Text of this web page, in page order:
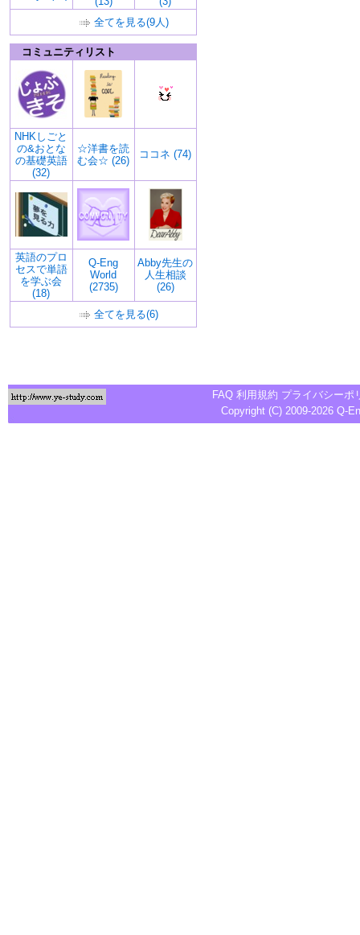
全てを見る(9人)
コミュニティリスト
NHKしごと
の&おとな
の基礎英語
(32)
☆洋書を読
む会☆ (26)
ココネ (74)
英語のプロ
セスで単語
を学ぶ会
(18)
Q-Eng
World
(2735)
Abby先生の
人生相談
(26)
全てを見る(6)
FAQ 利用規約 プライバシーポ
Copyright (C) 2009-2026 Q-